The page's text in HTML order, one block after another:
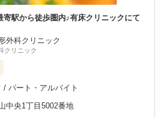
寄駅から徒歩圏内♪有床クリニックにて
科クリニック
クリニック
パート・アルバイト
中央1丁目5002番地